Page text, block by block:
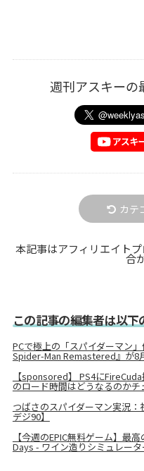
週刊アスキーの
カテ
本記事はアフィリエイト
合
この記事の編集者は以
PCで極上の「スパイダーマン
Spider-Man Remastered』が8
【sponsored】 PS4に
のロード時間はどうなるのかチ
つばさのスパイダーマン実況
デジ90】
【今週のEPIC無料ゲーム】最
Days - ワイン造りシミュレータ